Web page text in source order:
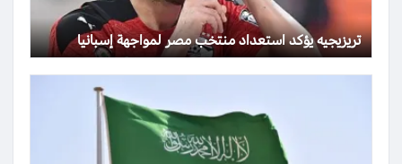
تريزيجيه يؤكد استعداد منتخب مصر لمواجهة إسبانيا